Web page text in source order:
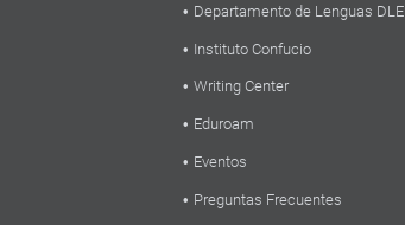
Departamento de Lenguas DLE
Instituto Confucio
Writing Center
Eduroam
Eventos
Preguntas Frecuentes